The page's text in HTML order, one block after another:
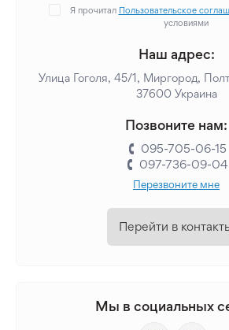
Я прочитал Пользовательское
условиями
Наш адрес:
Улица Гоголя, 45/1, Миргород,
37600 Украина
Позвоните нам:
095-705-06-15
097-736-09-04
Перезвоните мне
Перейти в
Мы в социальных